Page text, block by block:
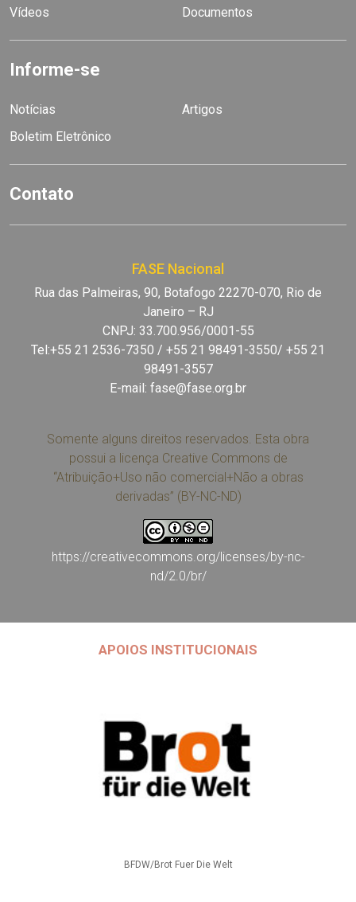
Vídeos Documentos
Informe-se
Notícias
Artigos
Boletim Eletrônico
Contato
FASE Nacional
Rua das Palmeiras, 90, Botafogo 22270-070, Rio de
Janeiro – RJ
CNPJ: 33.700.956/0001-55
Tel:+55 21 2536-7350 / +55 21 98491-3550/ +55 21
98491-3557
E-mail: fase@fase.org.br
Somente alguns direitos reservados. Esta obra
possui a licença Creative Commons de
“Atribuição+Uso não comercial+Não a obras
derivadas” (BY-NC-ND)
https://creativecommons.org/licenses/by-nc-
nd/2.0/br/
APOIOS INSTITUCIONAIS
BFDW/Brot Fuer Die Welt